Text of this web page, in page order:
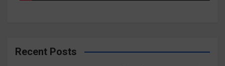
Recent Posts